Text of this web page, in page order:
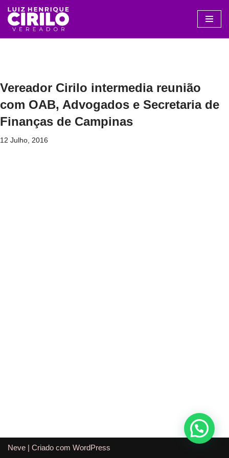
Avançar
para
Vereador Cirilo intermedia reunião
com OAB, Advogados e Secretaria de
Finanças de Campinas
12 Julho, 2016
Neve | Criado com WordPress